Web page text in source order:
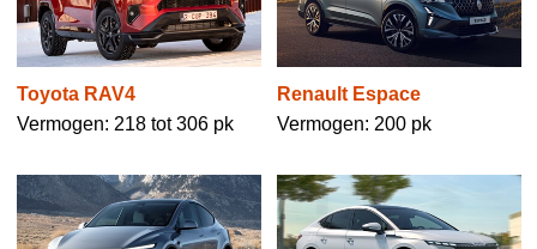
Toyota RAV4
Vermogen: 218 tot 306 pk
Renault Espace
Vermogen: 200 pk